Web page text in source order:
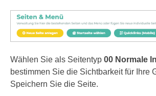
Wählen Sie als Seitentyp 00 Normale
bestimmen Sie die Sichtbarkeit für Ihre
Speichern Sie die Seite.